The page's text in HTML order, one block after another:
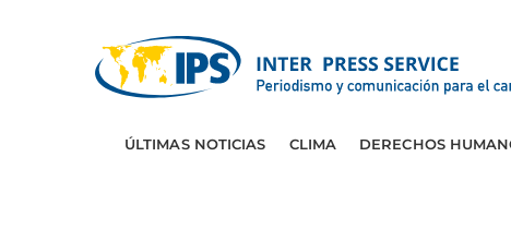
ÚLTIMAS NOTICIAS CLIMA DERECHOS